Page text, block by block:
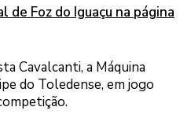
Foz do Iguaçu na página
Cavalcanti, a Máquina
do Toledense, em jogo